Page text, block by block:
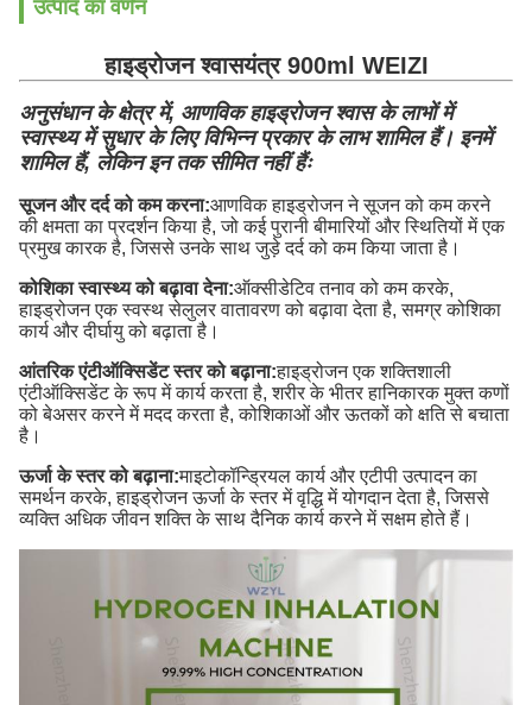
उत्पाद का वर्णन
हाइड्रोजन श्वासयंत्र 900ml WEIZI
अनुसंधान के क्षेत्र में, आणविक हाइड्रोजन श्वास के लाभों में
स्वास्थ्य में सुधार के लिए विभिन्न प्रकार के लाभ शामिल हैं। इनमें
शामिल हैं, लेकिन इन तक सीमित नहीं हैंः
सूजन और दर्द को कम करना:आणविक हाइड्रोजन ने सूजन को कम करने
की क्षमता का प्रदर्शन किया है, जो कई पुरानी बीमारियों और स्थितियों में एक
प्रमुख कारक है, जिससे उनके साथ जुड़े दर्द को कम किया जाता है।
कोशिका स्वास्थ्य को बढ़ावा देना:ऑक्सीडेटिव तनाव को कम करके,
हाइड्रोजन एक स्वस्थ सेलुलर वातावरण को बढ़ावा देता है, समग्र कोशिका
कार्य और दीर्घायु को बढ़ाता है।
आंतरिक एंटीऑक्सिडेंट स्तर को बढ़ाना:हाइड्रोजन एक शक्तिशाली
एंटीऑक्सिडेंट के रूप में कार्य करता है, शरीर के भीतर हानिकारक मुक्त कणों
को बेअसर करने में मदद करता है, कोशिकाओं और ऊतकों को क्षति से बचाता
है।
ऊर्जा के स्तर को बढ़ाना:माइटोकॉन्ड्रियल कार्य और एटीपी उत्पादन का
समर्थन करके, हाइड्रोजन ऊर्जा के स्तर में वृद्धि में योगदान देता है, जिससे
व्यक्ति अधिक जीवन शक्ति के साथ दैनिक कार्य करने में सक्षम होते हैं।